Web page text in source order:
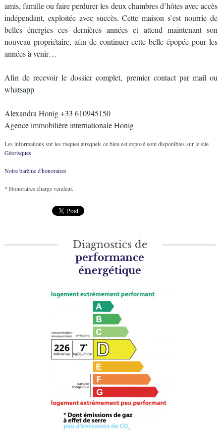
amis, famille ou faire perdurer les deux chambres d’hôtes avec accès
indépendant, exploitée avec succès. Cette maison s’est nourrie de
belles énergies ces dernières années et attend maintenant son
nouveau propriétaire, afin de continuer cette belle épopée pour les
années à venir…
Afin de recevoir le dossier complet, premier contact par mail ou
whatsapp
Alexandra Honig +33 610945150
Agence immobilière internationale Honig
Les informations sur les risques auxquels ce bien est exposé sont disponibles sur le site
Géorisques
Notre barème d'honoraires
* Honoraires charge vendeur.
Diagnostics de
performance
énergétique